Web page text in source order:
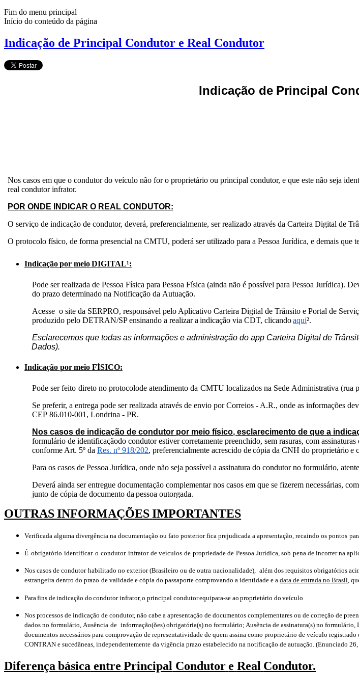
Fim do menu principal
Início do conteúdo da página
Indicação de Principal Condutor e Real Condutor
Indicação de Principal
Nos casos em que o condutor do veículo não for o proprietário ou principal condutor, e que este não seja
real condutor infrator.
POR ONDE INDICAR O REAL CONDUTOR:
O serviço de indicação de condutor, deverá, preferencialmente, ser realizado através da Carteira Digital de
O protocolo físico, de forma presencial na CMTU, poderá ser utilizado para a Pessoa Jurídica, e demais que
Indicaçãopor meioDIGITAL¹:
Pode ser realizada de Pessoa Física para Pessoa Física (ainda não é possível para Pessoa Jurídica).
do prazo determinado na Notificação da Autuação.
Acesse o site da SERPRO, responsável pelo Aplicativo Carteira Digital de Trânsito e Portal de
produzido pelo DETRAN/SP ensinando a realizar a indicação via CDT, clicando aqui².
Esclarecemos que todas as informações e administração do app Carteira Digital de
Dados).
Indicação por meio FÍSICO:
Pode ser feito diretonoprotocolode atendimento da CMTU localizados na Sede Administrativa (rua
Se preferir, a entrega pode ser realizada através de envio por Correios - A.R., onde as informações
CEP 86.010-001, Londrina - PR.
Nos casos de indicação de condutor por meio físico, esclarecimento de que a
formulário de identificaçãodo condutor estiver corretamente preenchido, sem rasuras, com
conforme Art. 5º daRes. nº 918/202, preferencialmente acrescido de cópia da CNH do proprietário e
Para os casos de Pessoa Jurídica, onde não seja possível a assinatura do condutor no formulário,
Deverá ainda ser entregue documentação complementar nos casos em que se fizerem necessárias,
junto de cópia de documento da pessoa outorgada.
OUTRASINFORMAÇÕESIMPORTANTES
Verificada alguma divergência na documentação ou fato posterior fica prejudicada a apresentação, recaindo os pontos
É obrigatório identificar o condutor infrator de veículos de propriedade de Pessoa Jurídica, sob pena de incorrer na
Nos casos de condutor habilitado no exterior (Brasileiro ou de outra nacionalidade), além dos requisitos obrigatórios
estrangeira dentro do prazo de validade e cópia do passaporte comprovando a identidade e adata de entrada no Brasil,
Parafins deindicação do condutorinfrator,o principal condutorequipara-se ao proprietário do veículo
Nos processos de indicação de condutor, não cabe a apresentação de documentos complementares ou de correção de
dados no formulário, Ausência de informação(ões) obrigatória(s) no formulário; Ausência de assinatura(s) no formulário,
documentos necessários para comprovação de representatividade de quem assina como proprietário de veículo registrado
CONTRAN e sucedâneas, independentemente da vigência prazo estabelecido na notificação de autuação. (Enunciado 26,
Diferença básica entre Principal Condutor e Real Condutor.